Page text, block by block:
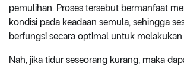
pemulihan. Proses tersebut bermanfaat
kondisi pada keadaan semula, sehingga
berfungsi secara optimal untuk melakukan
Nah, jika tidur seseorang kurang, maka